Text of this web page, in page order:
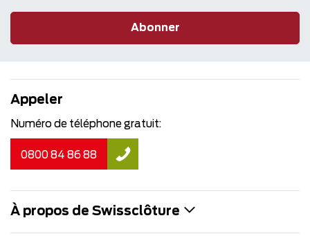
Abonner
Appeler
Numéro de téléphone gratuit:
0800 84 86 88
À propos de Swissclôture